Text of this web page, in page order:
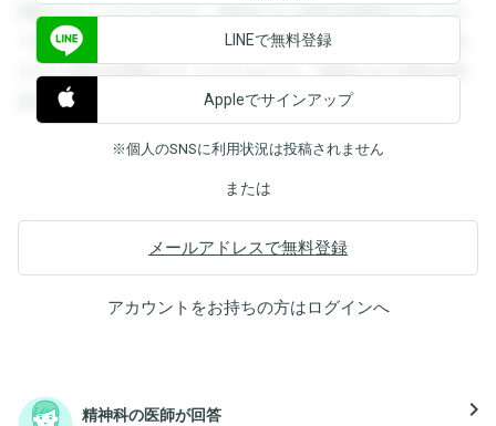
閲覧することができます。登録すると回答を閲覧することが
できます。登録すると回答を閲覧することができます。登録
すると回答を閲覧することができます。登録すると回答を閲
覧することができます。
LINEで無料登録
Appleでサインアップ
※個人のSNSに利用状況は投稿されません
または
メールアドレスで無料登録
アカウントをお持ちの方はログインへ
精神科の医師が回答 navigate_next